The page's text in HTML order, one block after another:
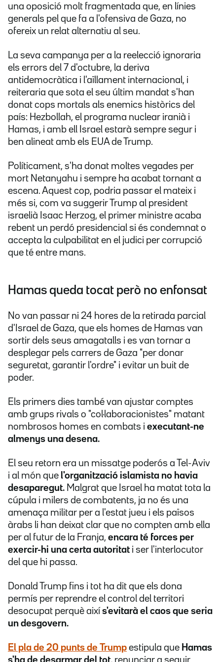
una oposició molt fragmentada que, en línies
generals pel que fa a l'ofensiva de Gaza, no
ofereix un relat alternatiu al seu.
La seva campanya per a la reelecció ignoraria
els errors del 7 d'octubre, la deriva
antidemocràtica i l'aïllament internacional, i
reiteraria que sota el seu últim mandat s'han
donat cops mortals als enemics històrics del
país: Hezbollah, el programa nuclear iranià i
Hamas, i amb ell Israel estarà sempre segur i
ben alineat amb els EUA de Trump.
Políticament, s'ha donat moltes vegades per
mort Netanyahu i sempre ha acabat tornant a
escena. Aquest cop, podria passar el mateix i
més si, com va suggerir Trump al president
israelià Isaac Herzog, el primer ministre acaba
rebent un perdó presidencial si és condemnat o
accepta la culpabilitat en el judici per corrupció
que té entre mans.
Hamas queda tocat però no enfonsat
No van passar ni 24 hores de la retirada parcial
d'Israel de Gaza, que els homes de Hamas van
sortir dels seus amagatalls i es van tornar a
desplegar pels carrers de Gaza "per donar
seguretat, garantir l'ordre" i evitar un buit de
poder.
Els primers dies també van ajustar comptes
amb grups rivals o "col·laboracionistes" matant
nombrosos homes en combats i executant-ne
almenys una desena.
El seu retorn era un missatge poderós a Tel-Aviv
i al món que l'organització islamista no havia
desaparegut. Malgrat que Israel ha matat tota la
cúpula i milers de combatents, ja no és una
amenaça militar per a l'estat jueu i els països
àrabs li han deixat clar que no compten amb ella
per al futur de la Franja, encara té forces per
exercir-hi una certa autoritat i ser l'interlocutor
del que hi passa.
Donald Trump fins i tot ha dit que els dona
permís per reprendre el control del territori
desocupat perquè així s'evitarà el caos que seria
un desgovern.
El pla de 20 punts de Trump estipula que Hamas
s'ha de desarmar del tot, renunciar a seguir